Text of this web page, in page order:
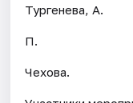
Тургенева, А.
П.
Чехова.